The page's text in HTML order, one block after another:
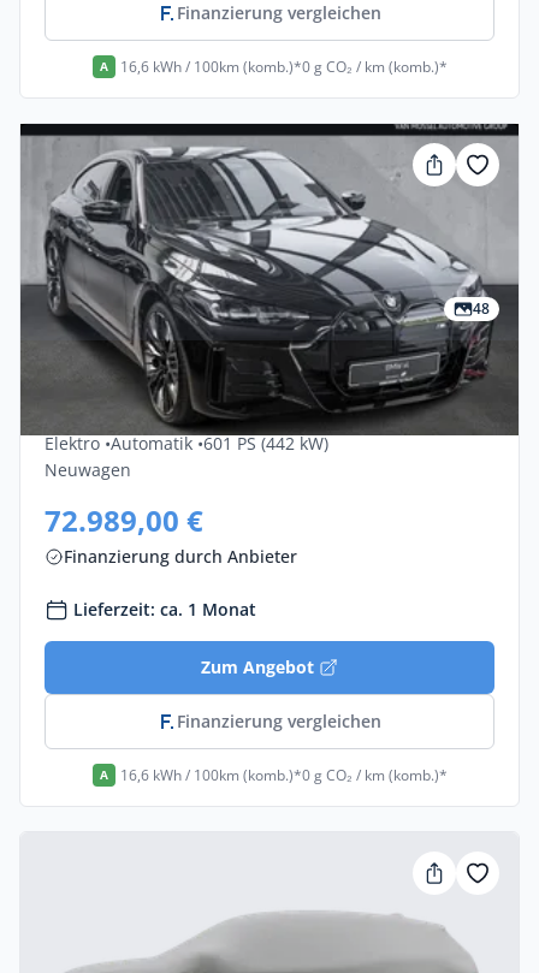
Finanzierung vergleichen
A 16,6 kWh / 100km (komb.)*0 g CO₂ / km (komb.)*
48
Privat & Gewerbe
Bmw I4-m50 M60 XDrive 5dr
Elektro •Automatik •601 PS (442 kW)
Neuwagen
72.989,00 €
Finanzierung durch Anbieter
Lieferzeit: ca. 1 Monat
Zum Angebot
Finanzierung vergleichen
A 16,6 kWh / 100km (komb.)*0 g CO₂ / km (komb.)*